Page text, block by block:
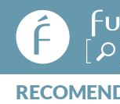
FundéuRAE
- Fundación
del Español
Urgente